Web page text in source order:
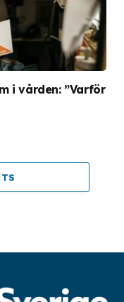
i vården: ”Varför